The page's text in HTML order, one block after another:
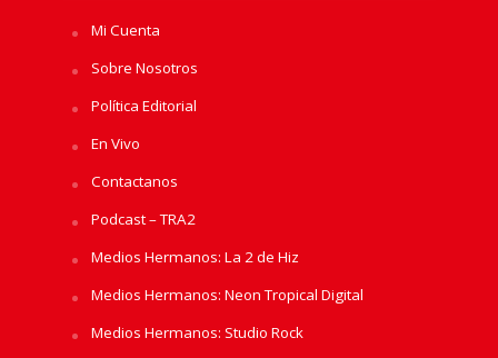
Mi Cuenta
Sobre Nosotros
Política Editorial
En Vivo
Contactanos
Podcast – TRA2
Medios Hermanos: La 2 de Hiz
Medios Hermanos: Neon Tropical Digital
Medios Hermanos: Studio Rock